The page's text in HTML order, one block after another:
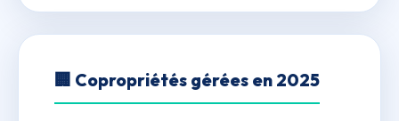
🏢 Copropriétés gérées en 2025